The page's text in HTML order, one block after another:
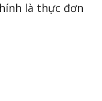
là thực đơn